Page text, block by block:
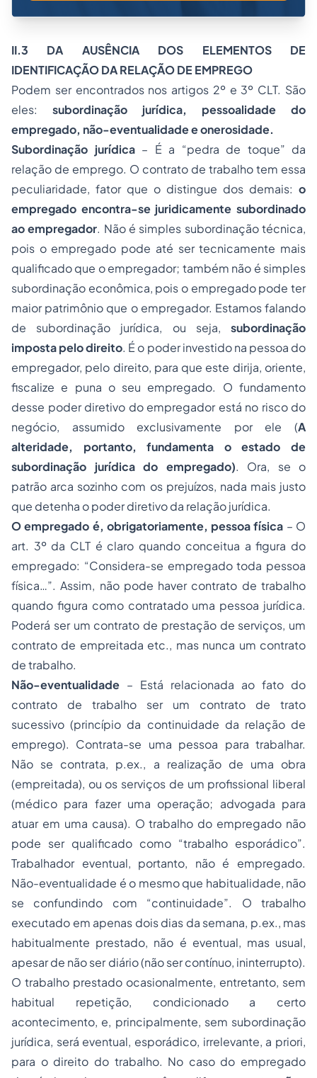
II.3 DA AUSÊNCIA DOS ELEMENTOS DE
IDENTIFICAÇÃO DA RELAÇÃO DE EMPREGO
Podem ser encontrados nos artigos 2º e 3º CLT. São
eles: subordinação jurídica, pessoalidade do
empregado, não-eventualidade e onerosidade.
Subordinação jurídica – É a “pedra de toque” da
relação de emprego. O contrato de trabalho tem essa
peculiaridade, fator que o distingue dos demais: o
empregado encontra-se juridicamente subordinado
ao empregador. Não é simples subordinação técnica,
pois o empregado pode até ser tecnicamente mais
qualificado que o empregador; também não é simples
subordinação econômica, pois o empregado pode ter
maior patrimônio que o empregador. Estamos falando
de subordinação jurídica, ou seja, subordinação
imposta pelo direito. É o poder investido na pessoa do
empregador, pelo direito, para que este dirija, oriente,
fiscalize e puna o seu empregado. O fundamento
desse poder diretivo do empregadorestá no risco do
negócio, assumido exclusivamente por ele (A
alteridade, portanto, fundamenta o estado de
subordinação jurídica do empregado). Ora, se o
patrão arca sozinho com os prejuízos, nada mais justo
que detenha o poder diretivo da relação jurídica.
O empregado é, obrigatoriamente, pessoa física – O
art. 3º da CLT é claro quando conceitua a figura do
empregado: “Considera-se empregado toda pessoa
física…”. Assim, não pode haver contrato de trabalho
quando figura como contratado uma pessoa jurídica.
Poderá ser um contrato de prestação de serviços, um
contrato de empreitada etc., mas nunca um contrato
de trabalho.
Não-eventualidade – Está relacionada ao fato do
contrato de trabalho ser um contrato de trato
sucessivo (princípio da continuidade da relação de
emprego). Contrata-se uma pessoa para trabalhar.
Não se contrata, p.ex., a realização de uma obra
(empreitada), ou os serviços de um profissional liberal
(médico para fazer uma operação; advogada para
atuar em uma causa). O trabalho do empregado não
pode ser qualificado como “trabalho esporádico”.
Trabalhador eventual, portanto, não é empregado.
Não-eventualidade é o mesmo que habitualidade, não
se confundindo com “continuidade”. O trabalho
executado em apenas dois dias da semana, p.ex., mas
habitualmente prestado, não é eventual, mas usual,
apesar de não ser diário (não ser contínuo, ininterrupto).
O trabalho prestado ocasionalmente, entretanto, sem
habitual repetição, condicionado a certo
acontecimento, e, principalmente, sem subordinação
jurídica, será eventual, esporádico, irrelevante, a priori,
para o direito do trabalho. No caso do empregado